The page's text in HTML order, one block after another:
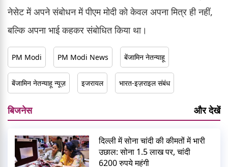
नेसेट में अपने संबोधन में पीएम मोदी को केवल अपना मित्र ही नहीं,
बल्कि अपना भाई कहकर संबोधित किया था।
PM Modi PM Modi News बेंजामिन नेतन्याहू
बेंजामिन नेतन्याहू न्यूज़ इजरायल भारत-इज़राइल संबंध
बिजनेस और देखें
दिल्ली में सोना चांदी की कीमतों में भारी
उछाल: सोना 1.5 लाख पर, चांदी
6200 रुपये महंगी